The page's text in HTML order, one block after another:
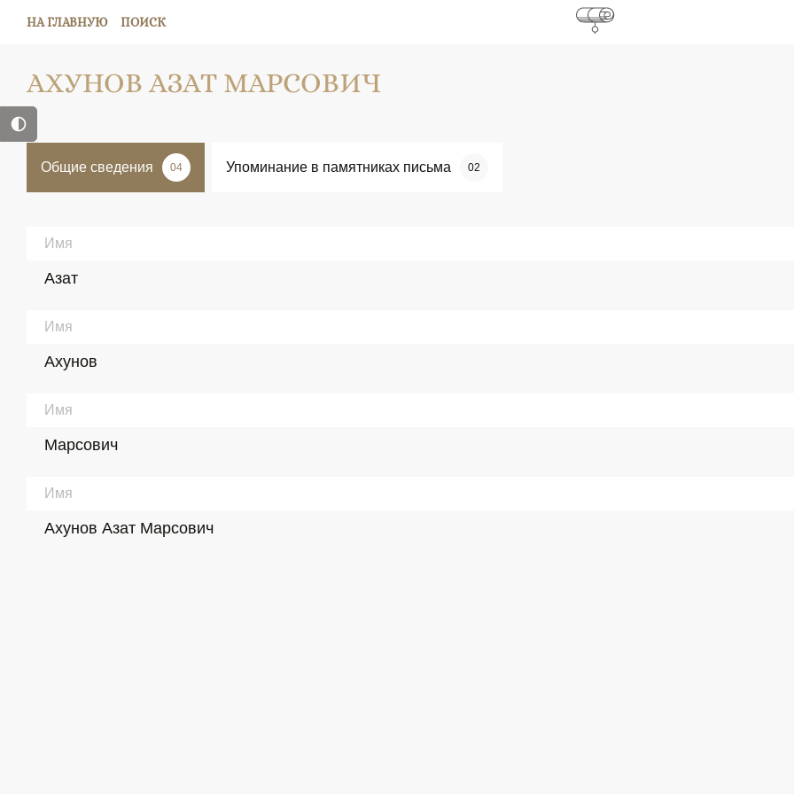
НА ГЛАВНУЮ ПОИСК
АХУНОВ АЗАТ МАРСОВИЧ
Общие сведения 04 Упоминание в памятниках письма 02
Имя
Азат
Имя
Ахунов
Имя
Марсович
Имя
Ахунов Азат Марсович